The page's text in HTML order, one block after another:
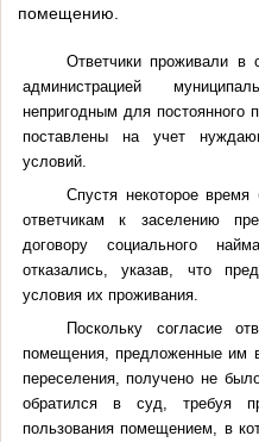
помещению.
Ответчики проживали в
администрацией
непригодным для
поставлены на учет
условий.
Спустя некоторое
ответчикам к заселению
договору социального
отказались, указав, что
условия их проживания.
Поскольку согласие
помещения, предложенные им
переселения, получено не
обратился в суд, требуя
пользования помещением, в